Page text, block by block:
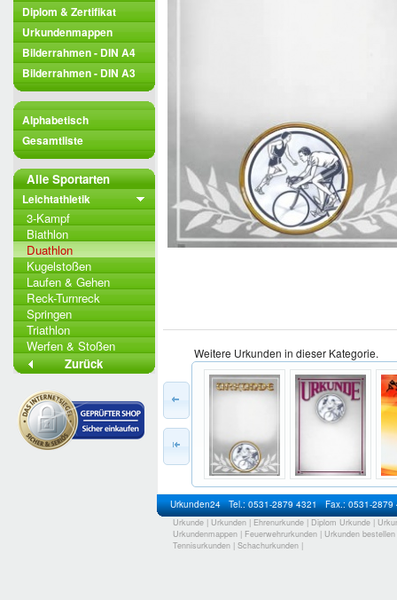
Diplom & Zertifikat
Urkundenmappen
Bilderrahmen - DIN A4
Bilderrahmen - DIN A3
Alphabetisch
Gesamtliste
Alle Sportarten
Leichtathletik
3-Kampf
Biathlon
Duathlon
Kugelstoßen
Laufen & Gehen
Reck-Turnreck
Springen
Triathlon
Werfen & Stoßen
Zurück
Weitere Urkunden in dieser Kategorie.
Urkunden24 Tel.: 0531-2879 4321 Fax.: 0531-2879
Urkunde | Urkunden | Ehrenurkunde | Diplom Urkunde |
Urkundenmappen | Feuerwehrurkunden | Urkunden bestellen
Tennisurkunden | Schachurkunden |